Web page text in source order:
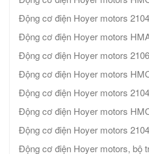
Động cơ điện Hoyer motors
Động cơ điện Hoyer motors
Động cơ điện Hoyer motors
Động cơ điện Hoyer motors
Động cơ điện Hoyer motors
Động cơ điện Hoyer motors
Động cơ điện Hoyer motors
Động cơ điện Hoyer motors, bộ